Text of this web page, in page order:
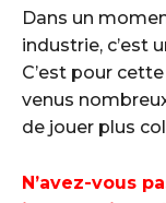
Dans un
industrie, c’est
C’est pour
venus
de jouer plus
N’avez-vous